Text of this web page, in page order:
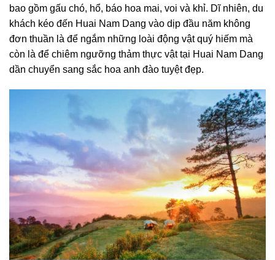
bao gồm gấu chó, hổ, báo hoa mai, voi và khỉ. Dĩ nhiên, du
khách kéo đến Huai Nam Dang vào dịp đầu năm không
đơn thuần là để ngắm những loài động vật quý hiếm mà
còn là để chiêm ngưỡng thảm thực vật tại Huai Nam Dang
dần chuyển sang sắc hoa anh đào tuyệt đẹp.